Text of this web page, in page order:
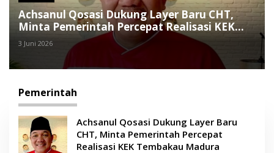
Achsanul Qosasi Dukung Layer Baru CHT,
Minta Pemerintah Percepat Realisasi KEK
Tembakau Madura
3 Juni 2026
Pemerintah
Achsanul Qosasi Dukung Layer Baru
CHT, Minta Pemerintah Percepat
Realisasi KEK Tembakau Madura